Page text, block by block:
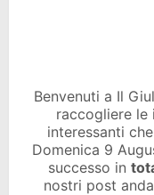
Benvenuti a Il
raccogliere
interessanti
Domenica 9
successo in
nostri post